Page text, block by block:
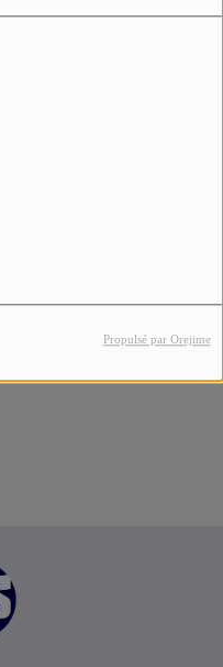
Propulsé par Orejime